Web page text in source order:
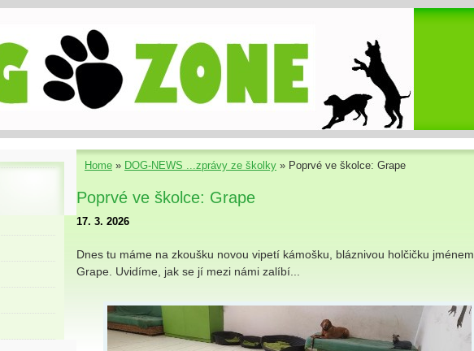
Home » DOG-NEWS ...zprávy ze školky » Poprvé ve školce: Grape
Poprvé ve školce: Grape
17. 3. 2026
Dnes tu máme na zkoušku novou vipetí kámošku, bláznivou holčičku jménem
Grape. Uvidíme, jak se jí mezi námi zalíbí...